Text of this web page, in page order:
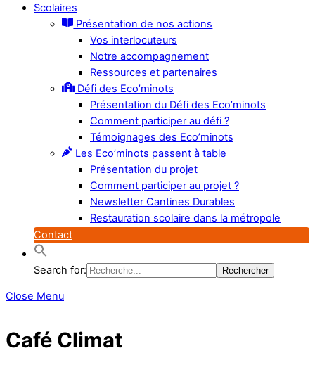
Scolaires
Présentation de nos actions
Vos interlocuteurs
Notre accompagnement
Ressources et partenaires
Défi des Eco’minots
Présentation du Défi des Eco’minots
Comment participer au défi ?
Témoignages des Eco’minots
Les Eco’minots passent à table
Présentation du projet
Comment participer au projet ?
Newsletter Cantines Durables
Restauration scolaire dans la métropole
Contact
Search for:
Close Menu
Café Climat